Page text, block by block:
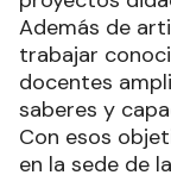
Además de
trabajar
docentes
saberes y
Con esos
en la sede de